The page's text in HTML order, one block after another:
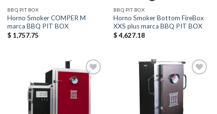
BBQ PIT BOX
Horno Smoker COMPER M
marca BBQ PIT BOX
$1,757.75
BBQ PIT BOX
Horno Smoker Bottom FireBox
XXS plus marca BBQ PIT BOX
$4,627.18